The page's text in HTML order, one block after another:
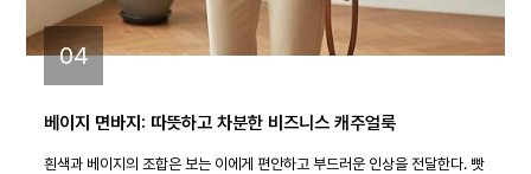
04
베이지 면바지: 따뜻하고 차분한 비즈니스 캐주얼룩
흰색과 베이지의 조합은 보는 이에게 편안하고 부드러운 인상을 전달한다. 빳